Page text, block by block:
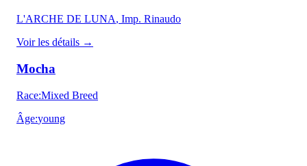
L'ARCHE DE LUNA, Imp. Rinaudo
Voir les détails →
Mocha
Race:Mixed Breed
Âge:young